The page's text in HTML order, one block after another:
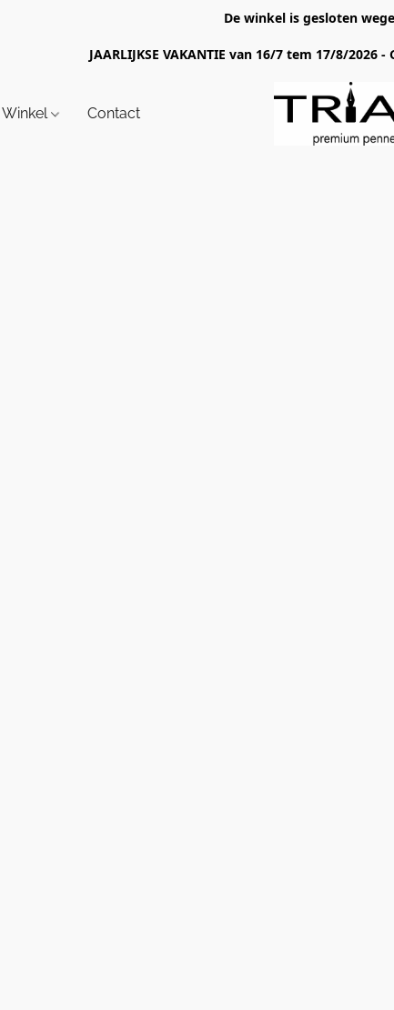
De winkel is gesloten
JAARLIJKSE VAKANTIE van 16/7 tem 17/8/2026 -
Winkel Contact